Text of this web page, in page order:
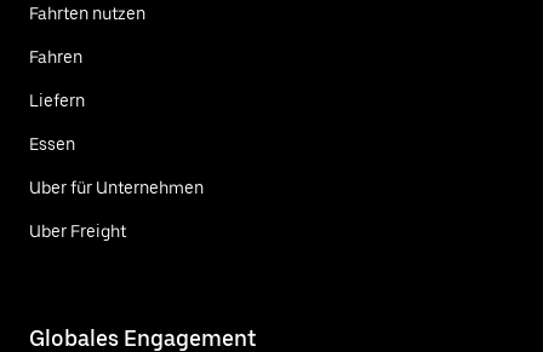
Fahrten nutzen
Fahren
Liefern
Essen
Uber für Unternehmen
Uber Freight
Globales Engagement